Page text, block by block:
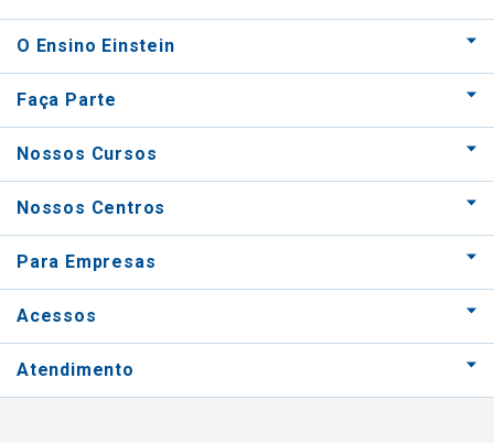
O Ensino Einstein
Faça Parte
Nossos Cursos
Nossos Centros
Para Empresas
Acessos
Atendimento